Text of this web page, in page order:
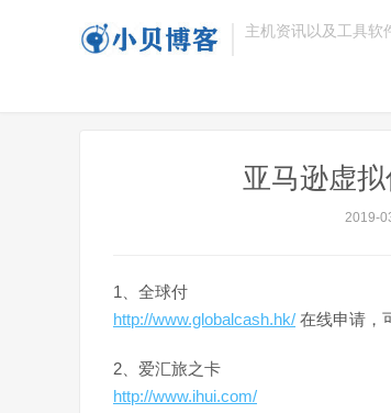
主机资讯以及工具软
亚马逊虚
2019-
1、全球付
http://www.globalcash.hk/ 在线申请，
2、爱汇旅之卡
http://www.ihui.com/